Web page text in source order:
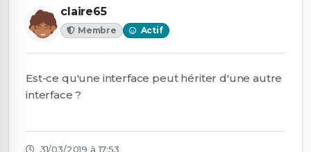
claire65
Membre Actif
Est-ce qu'une interface peut hériter d'une autre
interface ?
31/03/2019 à 17:53